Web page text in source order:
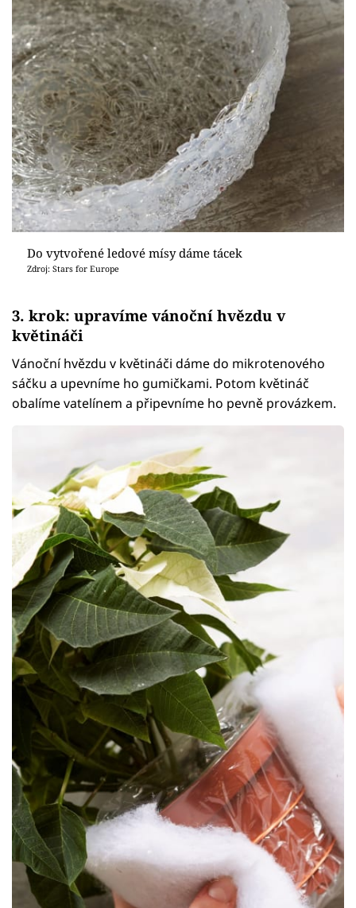
Do vytvořené ledové mísy dáme tácek
Zdroj: Stars for Europe
3. krok: upravíme vánoční hvězdu v
květináči
Vánoční hvězdu v květináči dáme do mikrotenového
sáčku a upevníme ho gumičkami. Potom květináč
obalíme vatelínem a připevníme ho pevně provázkem.